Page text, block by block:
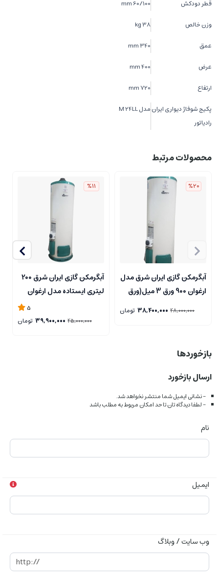
قطر دودکش 60/100 mm
وزن خالص 38 kg
عمق 340 mm
عرض 400 mm
ارتفاع 720 mm
پکیج شوفاژ دیواری ایران
رادیاتور
مدل M 24LL
محصولات مرتبط
%20
آبگرمکن گازی ایران شرق مدل
ارغوان 900 ورق 3 میل(ورق
48,000,000
38,400,000 تومان
%11
آبگرمکن گازی ایران شرق 200
لیتری ایستاده مدل ارغوان
مرکزی..
5
45,000,000
39,900,000 تومان
بازخوردها
ارسال بازخورد
- نشانی ایمیل شما منتشر نخواهد شد.
- لطفا دیدگاه تان تا حد امکان مربوط به مطلب باشد
نام
ایمیل
وب سایت / وبلاگ